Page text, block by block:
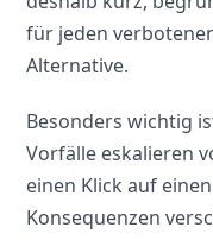
für jeden
Alternative.
Besonders wichtig
Vorfälle eskalieren
einen Klick auf
Konsequenzen